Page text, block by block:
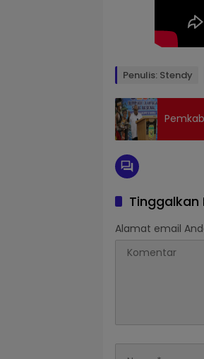
Penulis: Stendy
Tinggalkan
Alamat email